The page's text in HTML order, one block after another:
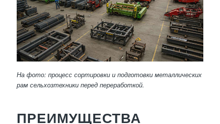
На фото: процесс сортировки и подготовки металлических
рам сельхозтехники перед переработкой.
ПРЕИМУЩЕСТВА